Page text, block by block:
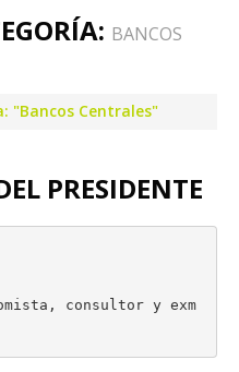
BANCOS
"Bancos Centrales"
PRESIDENTE
consultor y exm